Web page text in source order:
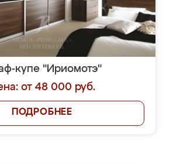
купе "Ириомотэ"
от 48 000 руб.
ПОДРОБНЕЕ